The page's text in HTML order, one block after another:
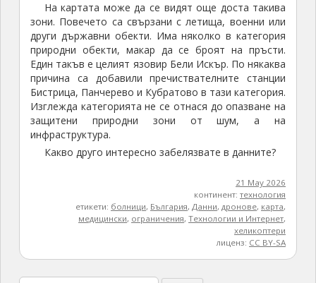
На картата може да се видят още доста такива
зони. Повечето са свързани с летища, военни или
други държавни обекти. Има няколко в категория
природни обекти, макар да се броят на пръсти.
Един такъв е целият язовир Бели Искър. По някаква
причина са добавили пречиствателните станции
Бистрица, Панчерево и Кубратово в тази категория.
Изглежда категорията не се отнася до опазване на
защитени природни зони от шум, а на
инфраструктура.
Какво друго интересно забелязвате в данните?
21 May 2026
континент:технология
етикети: болници, България,Данни,дронове, карта,
медицински, ограничения,Технологии и Интернет,
хеликоптери
лиценз: CC BY-SA